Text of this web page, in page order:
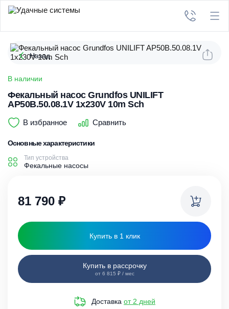
Назад
В наличии
Фекальный насос Grundfos UNILIFT
AP50B.50.08.1V 1x230V 10m Sch
В избранное Сравнить
Основные характеристики
Тип устройства
Фекальные насосы
81 790 ₽
Купить в 1 клик
Купить в рассрочку
от 6 815 ₽ / мес
Доставка от 2 дней